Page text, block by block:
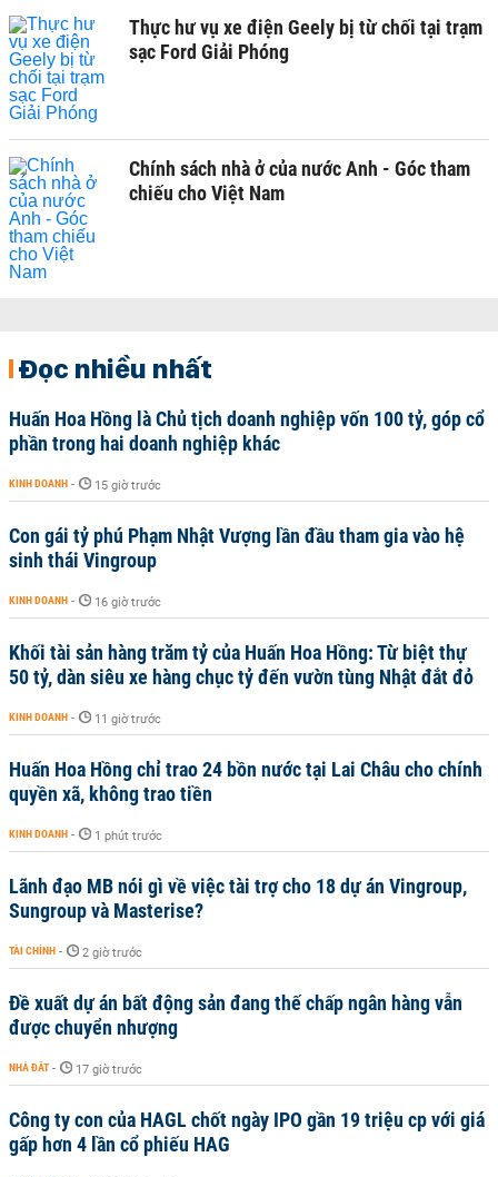
Thực hư vụ xe điện Geely bị từ chối tại trạm
sạc Ford Giải Phóng
Chính sách nhà ở của nước Anh - Góc tham
chiếu cho Việt Nam
Đọc nhiều nhất
Huấn Hoa Hồng là Chủ tịch doanh nghiệp vốn 100 tỷ, góp cổ
phần trong hai doanh nghiệp khác
KINH DOANH - 15 giờ trước
Con gái tỷ phú Phạm Nhật Vượng lần đầu tham gia vào hệ
sinh thái Vingroup
KINH DOANH - 16 giờ trước
Khối tài sản hàng trăm tỷ của Huấn Hoa Hồng: Từ biệt thự
50 tỷ, dàn siêu xe hàng chục tỷ đến vườn tùng Nhật đắt đỏ
KINH DOANH - 11 giờ trước
Huấn Hoa Hồng chỉ trao 24 bồn nước tại Lai Châu cho chính
quyền xã, không trao tiền
KINH DOANH - 1 phút trước
Lãnh đạo MB nói gì về việc tài trợ cho 18 dự án Vingroup,
Sungroup và Masterise?
TÀI CHÍNH - 2 giờ trước
Đề xuất dự án bất động sản đang thế chấp ngân hàng vẫn
được chuyển nhượng
NHÀ ĐẤT - 17 giờ trước
Công ty con của HAGL chốt ngày IPO gần 19 triệu cp với giá
gấp hơn 4 lần cổ phiếu HAG